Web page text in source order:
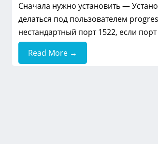
Сначала нужно установить —
делаться под пользователем
нестандартный порт 1522, если
Read More →